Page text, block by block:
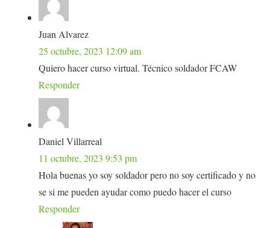
Juan Alvarez
25 octubre, 2023 12:09 am
Quiero hacer curso virtual. Técnico soldador FCAW
Responder
Daniel Villarreal
11 octubre, 2023 9:53 pm
Hola buenas yo soy soldador pero no soy certificado y no
se si me pueden ayudar como puedo hacer el curso
Responder